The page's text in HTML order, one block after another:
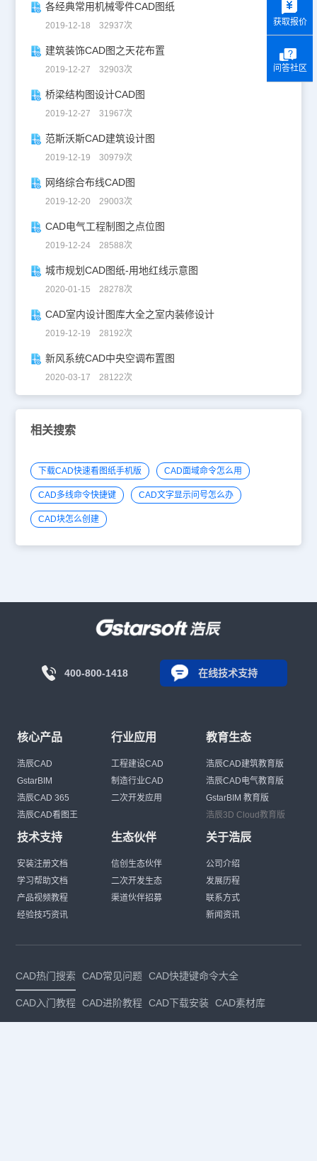
各经典常用机械零件CAD图纸
2019-12-18 32937次
建筑装饰CAD图之天花布置
2019-12-27 32903次
桥梁结构图设计CAD图
2019-12-27 31967次
范斯沃斯CAD建筑设计图
2019-12-19 30979次
网络综合布线CAD图
2019-12-20 29003次
CAD电气工程制图之点位图
2019-12-24 28588次
城市规划CAD图纸-用地红线示意图
2020-01-15 28278次
CAD室内设计图库大全之室内装修设计
2019-12-19 28192次
新风系统CAD中央空调布置图
2020-03-17 28122次
相关搜索
下载CAD快速看图纸手机版 CAD面域命令怎么用
CAD多线命令快捷键 CAD文字显示问号怎么办
CAD块怎么创建
400-800-1418 在线技术支持
核心产品
浩辰CAD
GstarBIM
浩辰CAD 365
浩辰CAD看图王
行业应用
工程建设CAD
制造行业CAD
二次开发应用
教育生态
浩辰CAD建筑教育版
浩辰CAD电气教育版
GstarBIM 教育版
浩辰3D Cloud教育版
技术支持
安装注册文档
学习帮助文档
产品视频教程
经验技巧资讯
生态伙伴
信创生态伙伴
二次开发生态
渠道伙伴招募
关于浩辰
公司介绍
发展历程
联系方式
新闻资讯
CAD热门搜索 CAD常见问题 CAD快捷键命令大全
CAD入门教程 CAD进阶教程 CAD下载安装 CAD素材库
获取报价
问答社区